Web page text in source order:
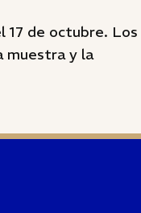
17 de octubre. Los
muestra y la